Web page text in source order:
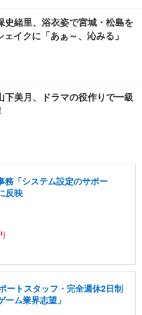
史緒里、浴衣姿で宮城・松島を
イクに「あぁ～、沁みる」
下美月、ドラマの役作りで一級
務「システム設定のサポー
反映
ートスタッフ・完全週休2日制
ーム業界志望」